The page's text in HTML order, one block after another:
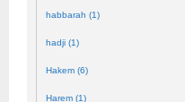
habbarah (1)
hadji (1)
Hakem (6)
Harem (1)